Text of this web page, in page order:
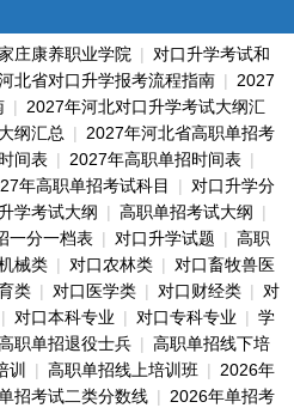
庄康养职业学院 | 对口升学考试和
北省对口升学报考流程指南 | 2027
| 2027年河北对口升学考试大纲汇
纲汇总 | 2027年河北省高职单招考
间表 | 2027年高职单招时间表 |
年高职单招考试科目 | 对口升学分
学考试大纲 | 高职单招考试大纲 |
一分一档表 | 对口升学试题 | 高职
械类 | 对口农林类 | 对口畜牧兽医
类 | 对口医学类 | 对口财经类 | 对
| 对口本科专业 | 对口专科专业 | 学
职单招退役士兵 | 高职单招线下培
训 | 高职单招线上培训班 | 2026年
招考试二类分数线 | 2026年单招考